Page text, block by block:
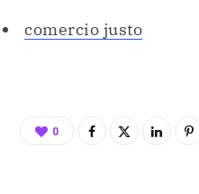
comercio justo
0